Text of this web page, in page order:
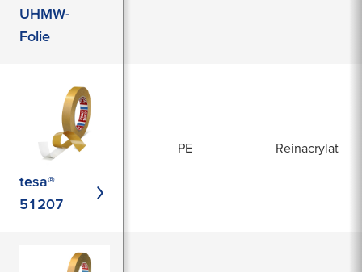
UHMW-
Folie
tesa®
51207
PE Reinacrylat